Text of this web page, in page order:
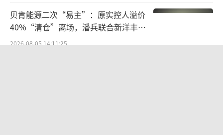
2015年底，Figma发布Beta版，次年底推
出面向公众的免费试用版，初步积累了用户基
础。Figma差异化在于，其实现了设计流程的
贝肯能源二次“易主”：原实控人溢价
40%“清仓”离场，潘兵联合新洋丰、
宏科百世拟入主
2026-08-05 14:11:25